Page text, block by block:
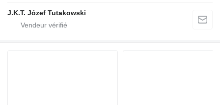
J.K.T. Józef Tutakowski